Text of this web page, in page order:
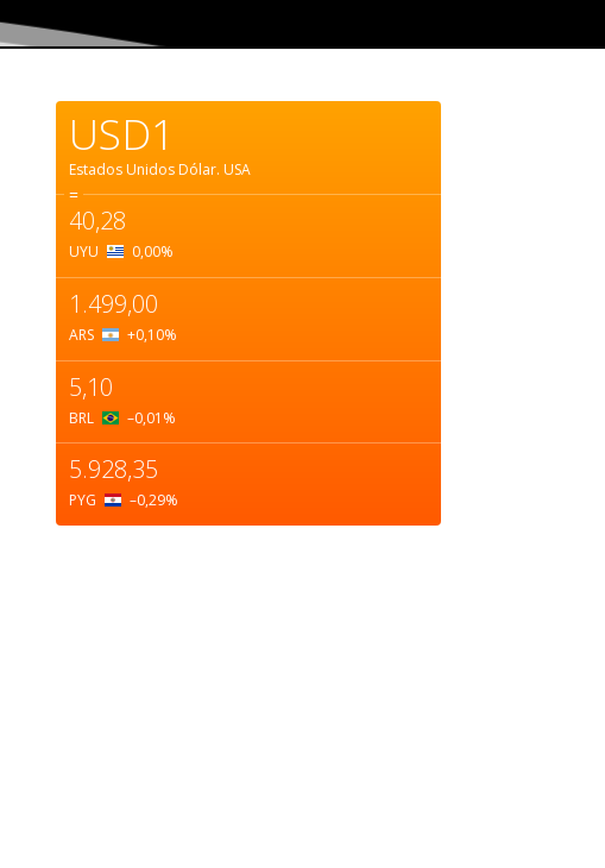
USD1
Estados Unidos Dólar. USA
=
40,28
UYU 0,00%
1.499,00
ARS +0,10%
5,10
BRL –0,01 %
5.928,35
PYG –0,29%